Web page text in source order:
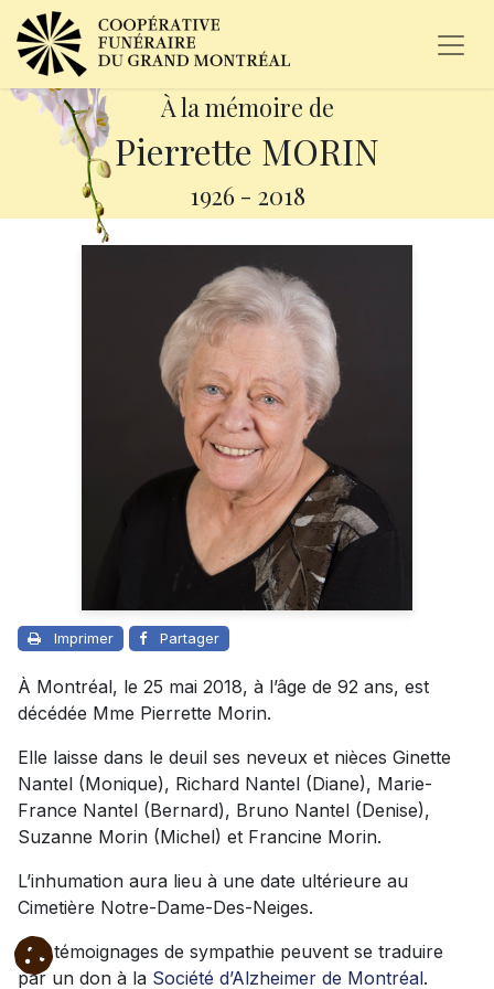
À la mémoire de
Pierrette MORIN
1926 - 2018
Imprimer Partager
À Montréal, le 25 mai 2018, à l’âge de 92 ans, est
décédée Mme Pierrette Morin.
Elle laisse dans le deuil ses neveux et nièces Ginette
Nantel (Monique), Richard Nantel (Diane), Marie-
France Nantel (Bernard), Bruno Nantel (Denise),
Suzanne Morin (Michel) et Francine Morin.
L’inhumation aura lieu à une date ultérieure au
Cimetière Notre-Dame-Des-Neiges.
Vos témoignages de sympathie peuvent se traduire
par un don à la Société d’Alzheimer de Montréal.